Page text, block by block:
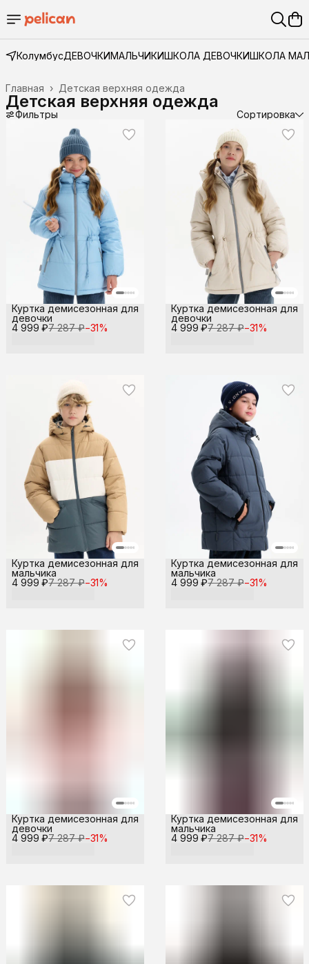
КолумбусДЕВОЧКИМАЛЬЧИКИШКОЛА ДЕВОЧКИШКОЛА
Детская верхняя одежда
Главная ›
Детская верхняя одежда
Фильтры Сортировка
4 999 ₽7 287 ₽−31%
Куртка демисезонная для
девочки
4 999 ₽7 287 ₽−31%
Куртка демисезонная для
девочки
4 999 ₽7 287 ₽−31%
Куртка демисезонная для
мальчика
4 999 ₽7 287 ₽−31%
Куртка демисезонная для
мальчика
4 999 ₽7 287 ₽−31%
Куртка демисезонная для
девочки
4 999 ₽7 287 ₽−31%
Куртка демисезонная для
мальчика